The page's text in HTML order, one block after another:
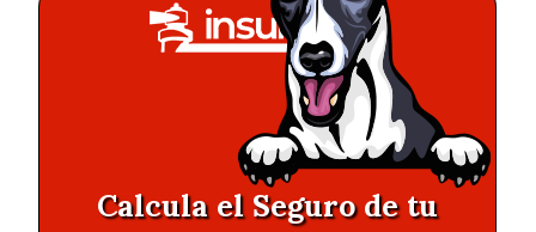
Calcula el Seguro de tu